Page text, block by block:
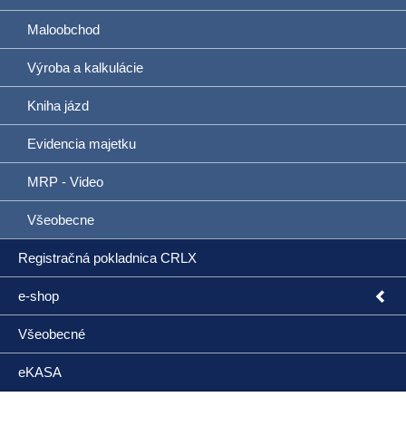
Maloobchod
Výroba a kalkulácie
Kniha jázd
Evidencia majetku
MRP - Video
Všeobecne
Registračná pokladnica CRLX
e-shop
Všeobecné
eKASA